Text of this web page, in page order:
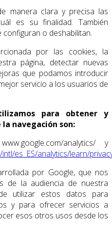
manera clara y precisa las
es su finalidad. También
o deshabilitan.
por las cookies, la
página, detectar nuevas
que podamos introducir
servicio a los usuarios de
para obtener y
navegación son:
analytics/ y
es_ES/analytics/learn/
por Google, que nos
de la audiencia de nuestra
utilizar estos datos para
y para ofrecer servicios a
esos otros usos desde los